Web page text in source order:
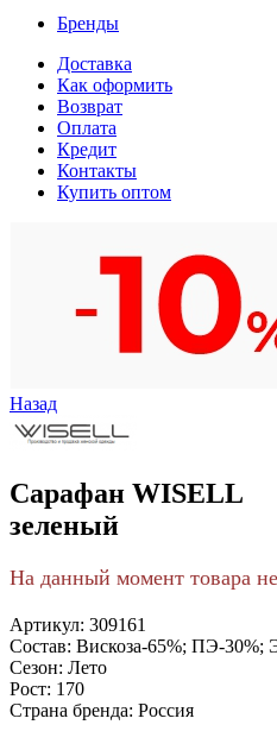
Бренды
Доставка
Как оформить
Возврат
Оплата
Кредит
Контакты
Купить оптом
Назад
Сарафан WISELL
зеленый
На данный момент товара
Артикул: 309161
Состав: Вискоза-65%; ПЭ-30%;
Сезон: Лето
Рост: 170
Страна бренда: Россия